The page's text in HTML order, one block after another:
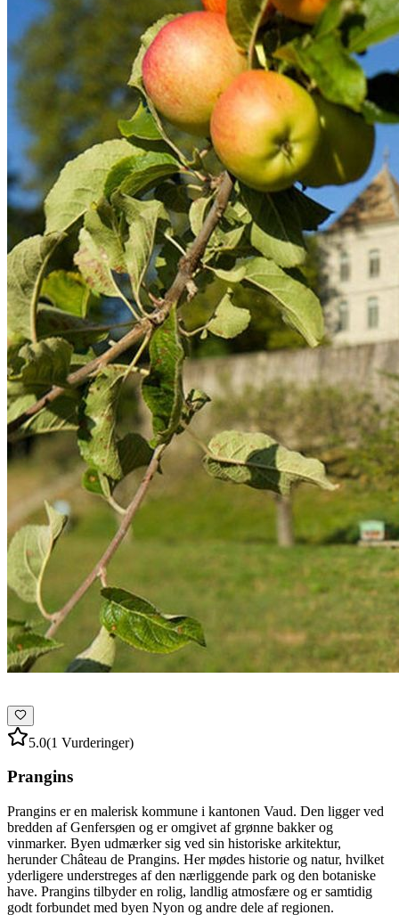
5.0(1 Vurderinger)
Prangins
Prangins er en malerisk kommune i kantonen Vaud. Den ligger ved
bredden af Genfersøen og er omgivet af grønne bakker og
vinmarker. Byen udmærker sig ved sin historiske arkitektur,
herunder Château de Prangins. Her mødes historie og natur, hvilket
yderligere understreges af den nærliggende park og den botaniske
have. Prangins tilbyder en rolig, landlig atmosfære og er samtidig
godt forbundet med byen Nyon og andre dele af regionen.